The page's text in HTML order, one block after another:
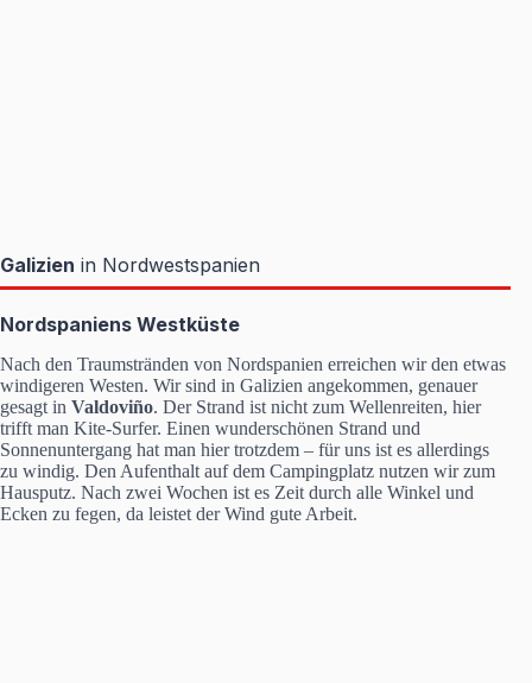
Galizien in Nordwestspanien
Nordspaniens Westküste
Nach den Traumstränden von Nordspanien erreichen wir den etwas
windigeren Westen. Wir sind in Galizien angekommen, genauer
gesagt in Valdoviño. Der Strand ist nicht zum Wellenreiten, hier
trifft man Kite-Surfer. Einen wunderschönen Strand und
Sonnenuntergang hat man hier trotzdem – für uns ist es allerdings
zu windig. Den Aufenthalt auf dem Campingplatz nutzen wir zum
Hausputz. Nach zwei Wochen ist es Zeit durch alle Winkel und
Ecken zu fegen, da leistet der Wind gute Arbeit.